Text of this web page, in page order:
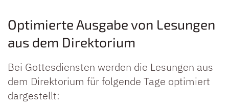
Optimierte Ausgabe von Lesungen
aus dem Direktorium
Bei Gottesdiensten werden die Lesungen aus
dem Direktorium für folgende Tage optimiert
dargestellt: